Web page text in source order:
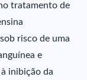
tratamento de
risco de uma
e
inibição da